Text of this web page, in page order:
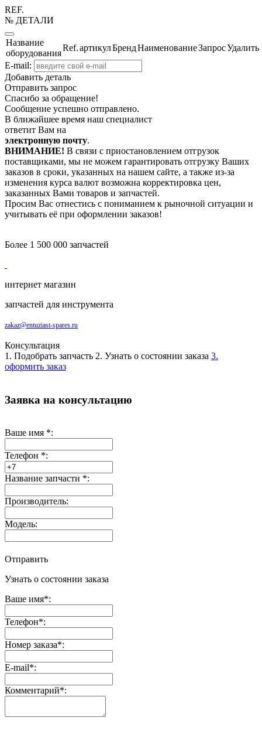
REF.
№ ДЕТАЛИ
Название
оборудования
Ref.артикулБрендНаименованиеЗапросУдалить
E-mail:
Добавить деталь
Отправить запрос
Спасибо за обращение!
Сообщение успешно отправлено.
В ближайшее время наш специалист
ответит Вам на
электронную почту.
ВНИМАНИЕ! В связи с приостановлением отгрузок
поставщиками, мы не можем гарантировать отгрузку Ваших
заказов в сроки, указанных на нашем сайте, а также из-за
изменения курса валют возможна корректировка цен,
заказанных Вами товаров и запчастей.
Просим Вас отнестись с пониманием к рыночной ситуации и
учитывать её при оформлении заказов!
Более 1 500 000 запчастей
интернет магазин
запчастей для инструмента
zakaz@entuziast-spares.ru
Консультация
1. Подобрать запчасть 2. Узнать о состоянии заказа 3.
оформить заказ
Заявка на консультацию
Ваше имя *:
Телефон *:
Название запчасти *:
Производитель:
Модель:
Отправить
Узнать о состоянии заказа
Ваше имя*:
Телефон*:
Номер заказа*:
E-mail*:
Комментарий*: